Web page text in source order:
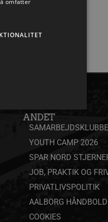
ANDET
YOUTH CAMP 2026
SPAR NORD
JOB, PRAKTIK OG
PRIVATLIVSPOLITIK
AALBORG
COOKIES
omfatter
eller samtykke i
(ID: 189350) for
indstillinger.